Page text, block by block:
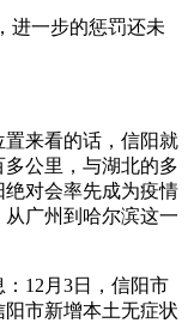
进一步的惩罚还未
来看的话，信阳就
公里，与湖北的多
对会率先成为疫情
广州到哈尔滨这一
12月3日，信阳市
市新增本土无症状